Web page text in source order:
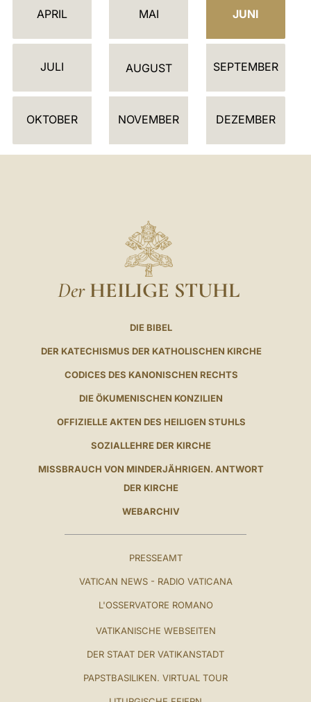
D
R
APRIL MAI JUNI
JULI AUGUST SEPTEMBER
OKTOBER NOVEMBER DEZEMBER
Der HEILIGE STUHL
DIE BIBEL
DER KATECHISMUS DER KATHOLISCHEN KIRCHE
CODICES DES KANONISCHEN RECHTS
DIE ÖKUMENISCHEN KONZILIEN
OFFIZIELLE AKTEN DES HEILIGEN STUHLS
SOZIALLEHRE DER KIRCHE
MISSBRAUCH VON MINDERJÄHRIGEN. ANTWORT
DER KIRCHE
WEBARCHIV
PRESSEAMT
VATICAN NEWS - RADIO VATICANA
L'OSSERVATORE ROMANO
VATIKANISCHE WEBSEITEN
DER STAAT DER VATIKANSTADT
PAPSTBASILIKEN. VIRTUAL TOUR